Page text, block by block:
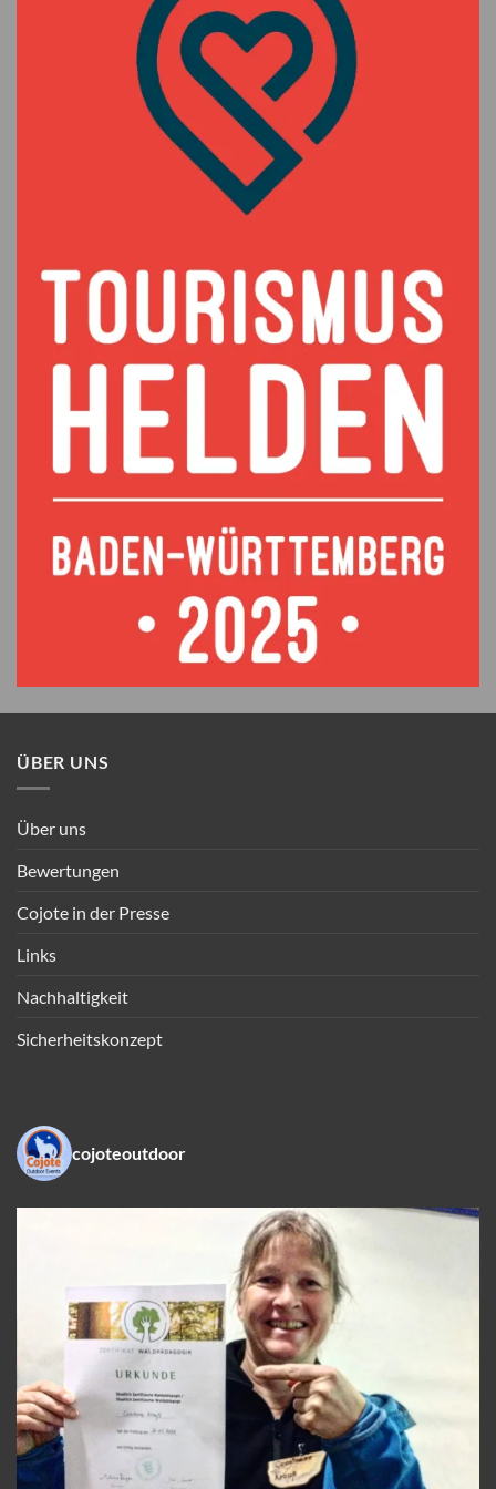
ÜBER UNS
Über uns
Bewertungen
Cojote in der Presse
Links
Nachhaltigkeit
Sicherheitskonzept
cojoteoutdoor